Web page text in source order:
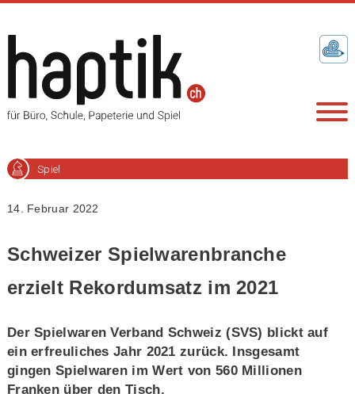
Spiel
14. Februar 2022
Schweizer Spielwarenbranche
erzielt Rekordumsatz im 2021
Der Spielwaren Verband Schweiz (SVS) blickt auf
ein erfreuliches Jahr 2021 zurück. Insgesamt
gingen Spielwaren im Wert von 560 Millionen
Franken über den Tisch.